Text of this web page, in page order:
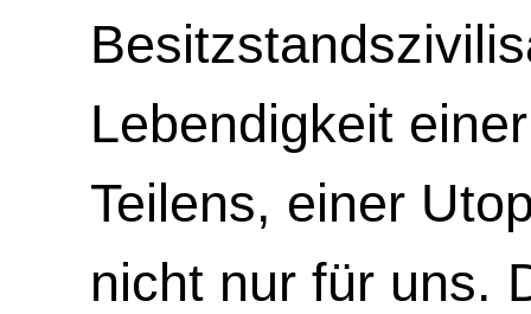
Lebendigkeit
Teilens, einer
nicht nur für uns.